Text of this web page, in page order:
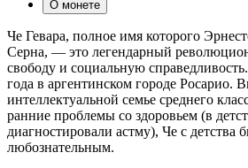
О монете
Че Гевара, полное имя которого
Серна, — это легендарный
свободу и социальную
года в аргентинском городе Росарио.
интеллектуальной семье среднего
ранние проблемы со здоровьем (в
диагностировали астму), Че с детства
любознательным.